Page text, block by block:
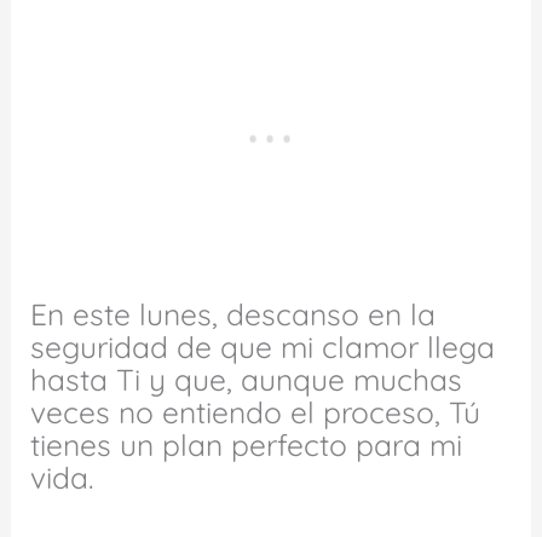
En este lunes, descanso en la
seguridad de que mi clamor llega
hasta Ti y que, aunque muchas
veces no entiendo el proceso, Tú
tienes un plan perfecto para mi
vida.